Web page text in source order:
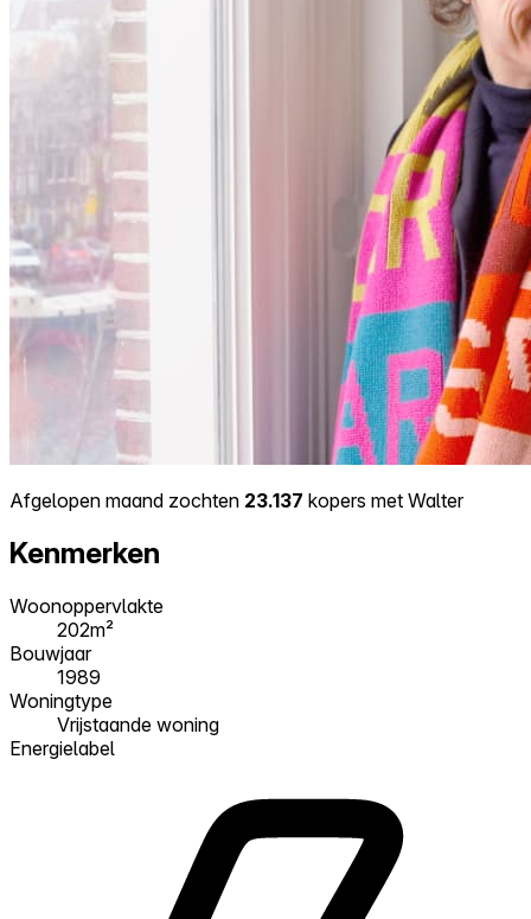
Afgelopen maand zochten 23.137 kopers met Walter
Kenmerken
Woonoppervlakte
202m²
Bouwjaar
1989
Woningtype
Vrijstaande woning
Energielabel